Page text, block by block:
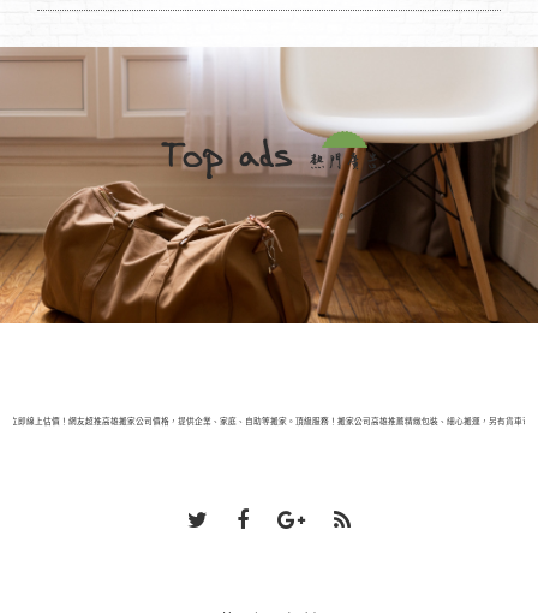
上估價！網友超推高雄搬家公司價格，提供企業、家庭、自助等搬家。頂級服務！搬家公司高雄推薦精緻包裝、細心搬運，另有貨車司機